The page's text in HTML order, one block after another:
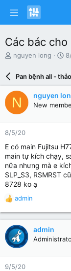
Các bác
N
ư
ờ
i
k
h
ở
i
t
o
nguyen long
N
à
y
ử
i
Pan bệnh all -
N nguyen
New
8/5/20
E có main Fujitsu
main tự kích chạy,
nữa nhưng mà e
SLP_S3, RSMRST
8728 ko ạ
R
e
a
c
t
o
n
admin
admin
9/5/20